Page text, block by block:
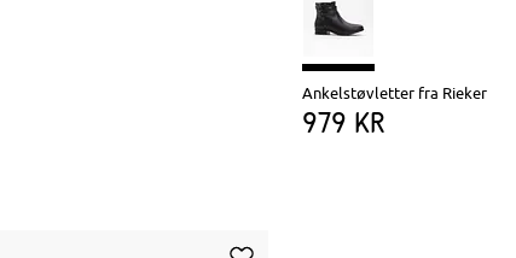
Ankelstøvletter fra Rieker
979 kr